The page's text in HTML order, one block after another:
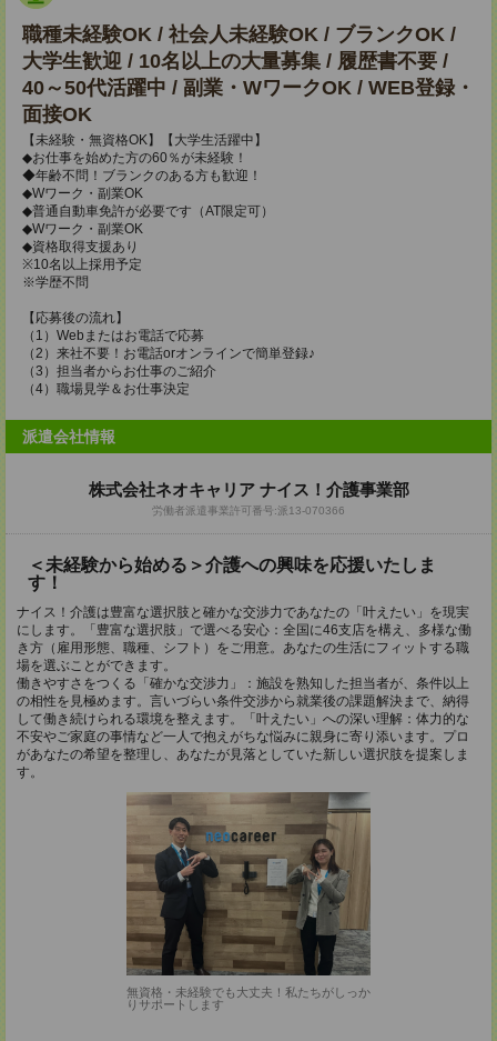
職種未経験OK / 社会人未経験OK / ブランクOK /
大学生歓迎 / 10名以上の大量募集 / 履歴書不要 /
40～50代活躍中 / 副業・WワークOK / WEB登録・
面接OK
【未経験・無資格OK】【大学生活躍中】
◆お仕事を始めた方の60％が未経験！
◆年齢不問！ブランクのある方も歓迎！
◆Wワーク・副業OK
◆普通自動車免許が必要です（AT限定可）
◆Wワーク・副業OK
◆資格取得支援あり
※10名以上採用予定
※学歴不問
【応募後の流れ】
（1）Webまたはお電話で応募
（2）来社不要！お電話orオンラインで簡単登録♪
（3）担当者からお仕事のご紹介
（4）職場見学＆お仕事決定
派遣会社情報
株式会社ネオキャリア ナイス！介護事業部
労働者派遣事業許可番号:派13-070366
＜未経験から始める＞介護への興味を応援いたしま
す！
ナイス！介護は豊富な選択肢と確かな交渉力であなたの「叶えたい」を現実
にします。「豊富な選択肢」で選べる安心：全国に46支店を構え、多様な働
き方（雇用形態、職種、シフト）をご用意。あなたの生活にフィットする職
場を選ぶことができます。
働きやすさをつくる「確かな交渉力」：施設を熟知した担当者が、条件以上
の相性を見極めます。言いづらい条件交渉から就業後の課題解決まで、納得
して働き続けられる環境を整えます。「叶えたい」への深い理解：体力的な
不安やご家庭の事情など一人で抱えがちな悩みに親身に寄り添います。プロ
があなたの希望を整理し、あなたが見落としていた新しい選択肢を提案しま
す。
無資格・未経験でも大丈夫！私たちがしっか
りサポートします